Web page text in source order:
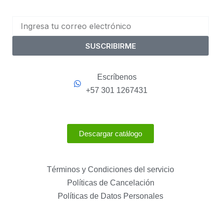
SUSCRIBIRME
Escríbenos
+57 301 1267431
Descargar catálogo
Términos y Condiciones del servicio
Políticas de Cancelación
Políticas de Datos Personales